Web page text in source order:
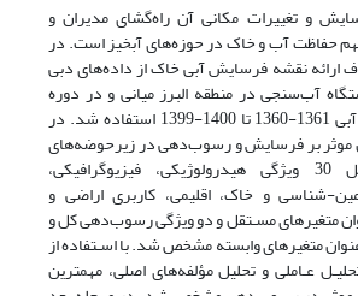
و تغییرات مکانی آن راه‌گشای مدیران و
مهم حفاظت آب و خاک در حوزه‌های آبخیز است. در
نقشه فرسایش آبی خاک از داده‌های دبی
40 ایستگاه آب‌سنجی در منطقه البرز میانی و در دوره
آماری بین سال‌های آبی 1361-1360 تا 1400-1399 استفاده شد. در
موثر بر فرسایش و رسوب‌دهی در زیرحوضه‌های
مورد مطالعه شامل 30 ویژگی هیدرولوژیکی، فیزیوگرافیکی،
شناسی و خاک، اقلیمی، کاربری اراضی و
متغیرهای مسـتقل و دو ویژگی رسوب‌دهی کل و
متغیرهای وابسته مشخص شد. با اسـتفاده از
عـاملی و تحلیل مؤلفه‌های اصلی، مهمترین